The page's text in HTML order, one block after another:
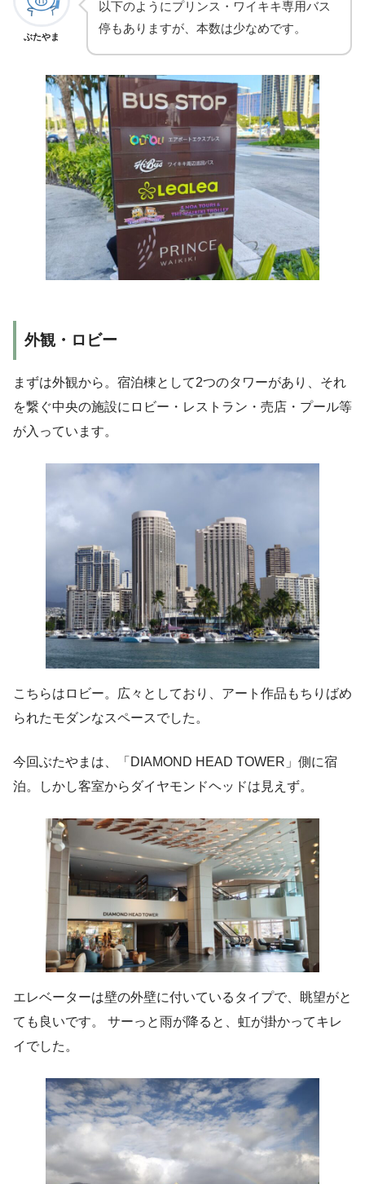
ぶたやま
以下のようにプリンス・ワイキキ専用バス
停もありますが、本数は少なめです。
外観・ロビー
まずは外観から。宿泊棟として2つのタワーがあり、それ
を繋ぐ中央の施設にロビー・レストラン・売店・プール等
が入っています。
こちらはロビー。広々としており、アート作品もちりばめ
られたモダンなスペースでした。
今回ぶたやまは、「DIAMOND HEAD TOWER」側に宿
泊。しかし客室からダイヤモンドヘッドは見えず。
エレベーターは壁の外壁に付いているタイプで、眺望がと
ても良いです。 サーっと雨が降ると、虹が掛かってキレ
イでした。